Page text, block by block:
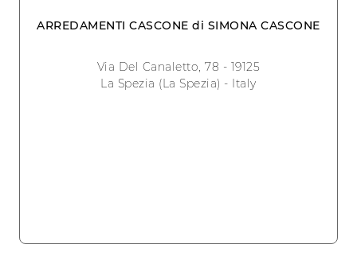
ARREDAMENTI CASCONE di SIMONA CASCONE
Via Del Canaletto, 78 - 19125
La Spezia (La Spezia) - Italy